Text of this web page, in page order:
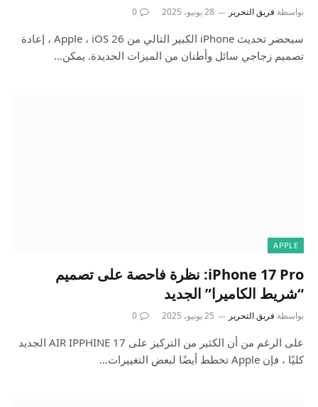
بواسطة فريق التحرير 28 يونيو، 2025 0
سيحضر تحديث iPhone الكبير التالي من Apple ، iOS 26 ، إعادة
تصميم زجاجي سائل وأطنان من الميزات الجديدة. يمكن…
APPLE
iPhone 17 Pro: نظرة فاحصة على تصميم
“شريط الكاميرا” الجديد
بواسطة فريق التحرير 25 يونيو، 2025 0
على الرغم من أن الكثير من التركيز على AIR IPPHINE 17 الجديد
كليًا ، فإن Apple تخطط أيضًا لبعض التغييرات…